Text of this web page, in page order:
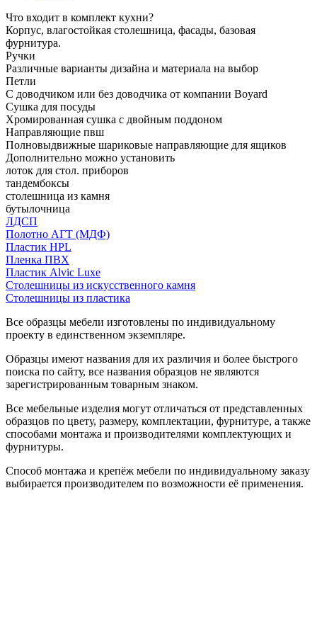
Что входит в комплект кухни?
Корпус, влагостойкая столешница, фасады, базовая
фурнитура.
Ручки
Различные варианты дизайна и материала на выбор
Петли
С доводчиком или без доводчика от компании Boyard
Сушка для посуды
Хромированная сушка с двойным поддоном
Направляющие пвш
Полновыдвижные шариковые направляющие для ящиков
Дополнительно можно установить
лоток для стол. приборов
тандембоксы
столешница из камня
бутылочница
ЛДСП
Полотно АГТ (МДФ)
Пластик HPL
Пленка ПВХ
Пластик Alvic Luxe
Столешницы из искусственного камня
Столешницы из пластика
Все образцы мебели изготовлены по индивидуальному
проекту в единственном экземпляре.
Образцы имеют названия для их различия и более быстрого
поиска по сайту, все названия образцов не являются
зарегистрированным товарным знаком.
Все мебельные изделия могут отличаться от представленных
образцов по цвету, размеру, комплектации, фурнитуре, а также
способами монтажа и производителями комплектующих и
фурнитуры.
Способ монтажа и крепёж мебели по индивидуальному заказу
выбирается производителем по возможности её применения.